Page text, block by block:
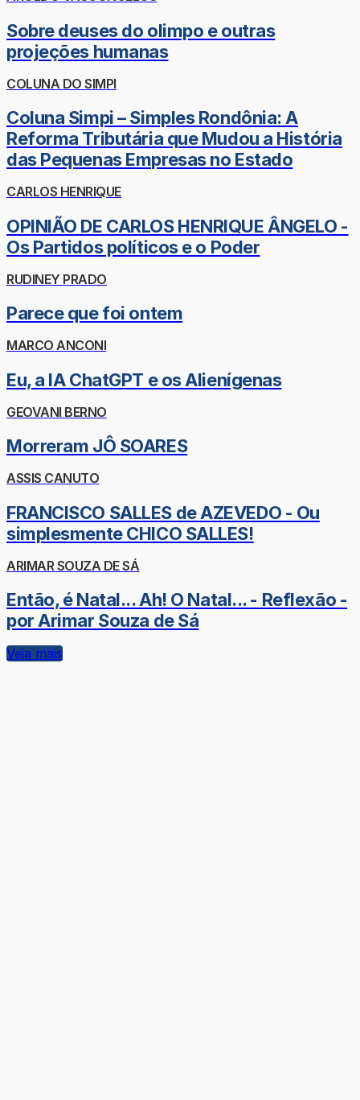
Sobre deuses do olimpo e outras
projeções humanas
COLUNA DO SIMPI
Coluna Simpi – Simples Rondônia: A
Reforma Tributária que Mudou a História
das Pequenas Empresas no Estado
CARLOS HENRIQUE
OPINIÃO DE CARLOS HENRIQUE ÂNGELO -
Os Partidos políticos e o Poder
RUDINEY PRADO
Parece que foi ontem
MARCO ANCONI
Eu, a IA ChatGPT e os Alienígenas
GEOVANI BERNO
Morreram JÔ SOARES
ASSIS CANUTO
FRANCISCO SALLES de AZEVEDO - Ou
simplesmente CHICO SALLES!
ARIMAR SOUZA DE SÁ
Então, é Natal... Ah! O Natal... - Reflexão -
por Arimar Souza de Sá
Veja mais